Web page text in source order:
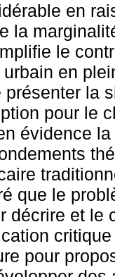
en
la
le
en
présenter la
pour le
évidence
que le
décrire et le
pour